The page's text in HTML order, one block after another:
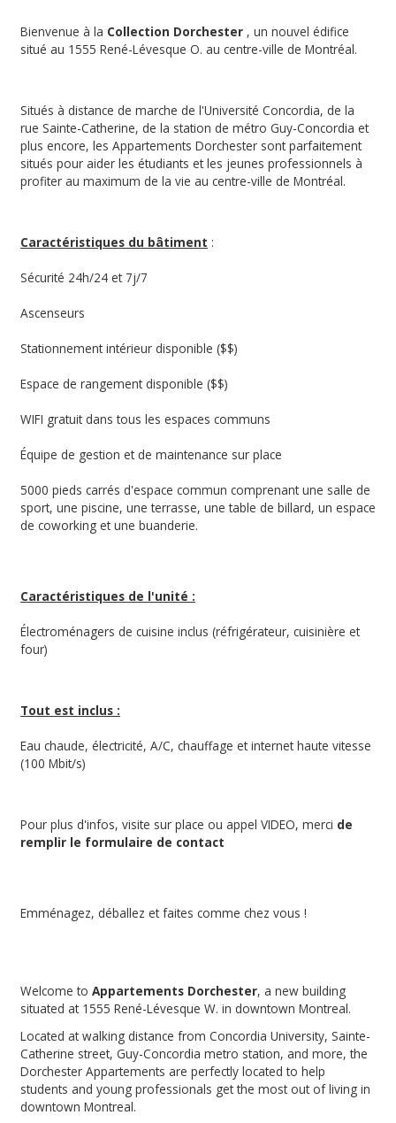
Bienvenue à la Collection Dorchester , un nouvel édifice
situé au 1555 René-Lévesque O. au centre-ville de Montréal.
Situés à distance de marche de l'Université Concordia, de la
rue Sainte-Catherine, de la station de métro Guy-Concordia et
plus encore, les Appartements Dorchester sont parfaitement
situés pour aider les étudiants et les jeunes professionnels à
profiter au maximum de la vie au centre-ville de Montréal.
Caractéristiques du bâtiment :
Sécurité 24h/24 et 7j/7
Ascenseurs
Stationnement intérieur disponible ($$)
Espace de rangement disponible ($$)
WIFI gratuit dans tous les espaces communs
Équipe de gestion et de maintenance sur place
5000 pieds carrés d'espace commun comprenant une salle de
sport, une piscine, une terrasse, une table de billard, un espace
de coworking et une buanderie.
Caractéristiques de l'unité :
Électroménagers de cuisine inclus (réfrigérateur, cuisinière et
four)
Tout est inclus :
Eau chaude, électricité, A/C, chauffage et internet haute vitesse
(100 Mbit/s)
Pour plus d'infos, visite sur place ou appel VIDEO, merci de
remplir le formulaire de contact
Emménagez, déballez et faites comme chez vous !
Welcome to Appartements Dorchester, a new building
situated at 1555 René-Lévesque W. in downtown Montreal.
Located at walking distance from Concordia University, Sainte-
Catherine street, Guy-Concordia metro station, and more, the
Dorchester Appartements are perfectly located to help
students and young professionals get the most out of living in
downtown Montreal.